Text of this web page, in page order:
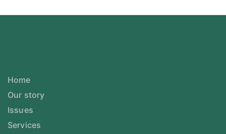
Home
Our story
Issues
Services